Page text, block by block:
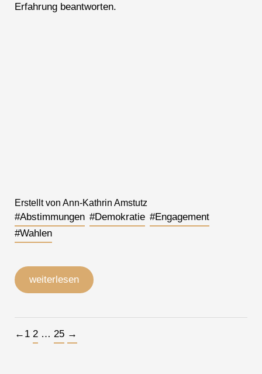
Erfahrung beantworten.
Erstellt von Ann-Kathrin Amstutz
#Abstimmungen #Demokratie #Engagement
#Wahlen
weiterlesen
Beitragsnavigation
← 1 2 … 25 →